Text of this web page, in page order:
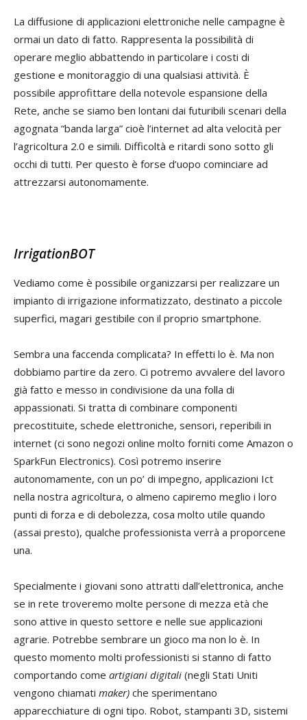
La diffusione di applicazioni elettroniche nelle campagne è
ormai un dato di fatto. Rappresenta la possibilità di
operare meglio abbattendo in particolare i costi di
gestione e monitoraggio di una qualsiasi attività. È
possibile approfittare della notevole espansione della
Rete, anche se siamo ben lontani dai futuribili scenari della
agognata “banda larga” cioè l’internet ad alta velocità per
l’agricoltura 2.0 e simili. Difficoltà e ritardi sono sotto gli
occhi di tutti. Per questo è forse d’uopo cominciare ad
attrezzarsi autonomamente.
IrrigationBOT
Vediamo come è possibile organizzarsi per realizzare un
impianto di irrigazione informatizzato, destinato a piccole
superfici, magari gestibile con il proprio smartphone.
Sembra una faccenda complicata? In effetti lo è. Ma non
dobbiamo partire da zero. Ci potremo avvalere del lavoro
già fatto e messo in condivisione da una folla di
appassionati. Si tratta di combinare componenti
precostituite, schede elettroniche, sensori, reperibili in
internet (ci sono negozi online molto forniti come Amazon o
SparkFun Electronics). Così potremo inserire
autonomamente, con un po’ di impegno, applicazioni Ict
nella nostra agricoltura, o almeno capiremo meglio i loro
punti di forza e di debolezza, cosa molto utile quando
(assai presto), qualche professionista verrà a proporcene
una.
Specialmente i giovani sono attratti dall’elettronica, anche
se in rete troveremo molte persone di mezza età che
sono attive in questo settore e nelle sue applicazioni
agrarie. Potrebbe sembrare un gioco ma non lo è. In
questo momento molti professionisti si stanno di fatto
comportando come artigiani digitali (negli Stati Uniti
vengono chiamati maker) che sperimentano
apparecchiature di ogni tipo. Robot, stampanti 3D, sistemi